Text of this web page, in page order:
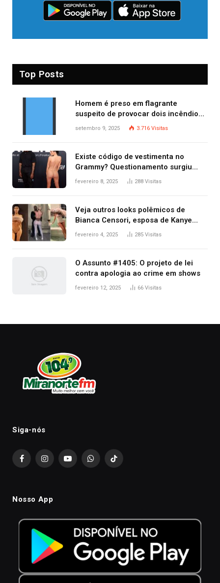
Top Posts
Homem é preso em flagrante
suspeito de provocar dois incêndios
criminosos no mesmo dia
setembro 9, 2025 3.716 Visitas
Existe código de vestimenta no
Grammy? Questionamento surgiu
após Bianca Censori, mulher de
fevereiro 8, 2025 288 Visitas
Veja outros looks polêmicos de
Bianca Censori, esposa de Kanye
West que apareceu nua no Grammy
fevereiro 4, 2025 285 Visitas
O Assunto #1405: O projeto de lei
contra apologia ao crime em shows
fevereiro 12, 2025 66 Visitas
Siga-nós
FacebookInstagramYouTubeWhatsAppTikTok
Nosso App